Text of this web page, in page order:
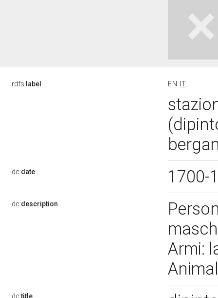
rdfs: label EN IT
dc:date 1700-
dc:description
Armi:
dc:title